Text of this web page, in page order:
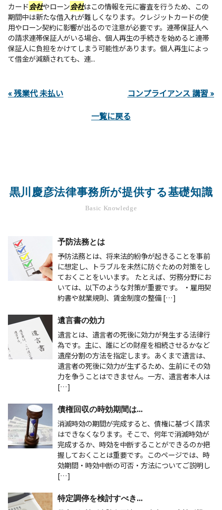
カード会社やローン会社はこの情報を元に審査を行うため、この
期間中は新たな借入れが難しくなります。クレジットカードの使
用やローン契約に影響が出るので注意が必要です。連帯保証人へ
の請求連帯保証人がいる場合、個人再生の手続きを始めると連帯
保証人に負担をかけてしまう可能性があります。個人再生によっ
て借金が減額されても、連...
« 残業代 未払い
コンプライアンス 講習 »
一覧に戻る
黒川慶彦法律事務所が提供する基礎知識
Basic Knowledge
予防法務とは
予防法務とは、将来法的紛争が起きることを事前
に想定し、トラブルを未然に防ぐための対策をし
ておくことをいいます。 たとえば、労務分野にお
いては、以下のような対策が重要です。 ・雇用契
約書や就業規則、賃金制度の整備 […]
遺言書の効力
遺言とは、遺言者の死後に効力が発生する法律行
為です。主に、誰にどの財産を相続させるかなど
遺産分割の方法を指定します。あくまで遺言は、
遺言者の死後に効力が生ずるため、生前にその効
力を争うことはできません。一方、遺言者本人は
[…]
債権回収の時効期間は...
消滅時効の期間が完成すると、債権に基づく請求
はできなくなります。そこで、何年で消滅時効が
完成するか、時効を中断することができるのか把
握しておくことは重要です。このページでは、時
効期間・時効中断の可否・方法についてご説明し
[…]
特定調停を検討すべき...